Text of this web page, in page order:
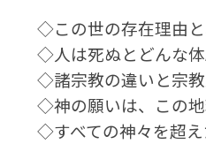
◇この世の存在理由
◇人は死ぬとどんな
◇諸宗教の違いと宗
◇神の願いは、この
◇すべての神々を超